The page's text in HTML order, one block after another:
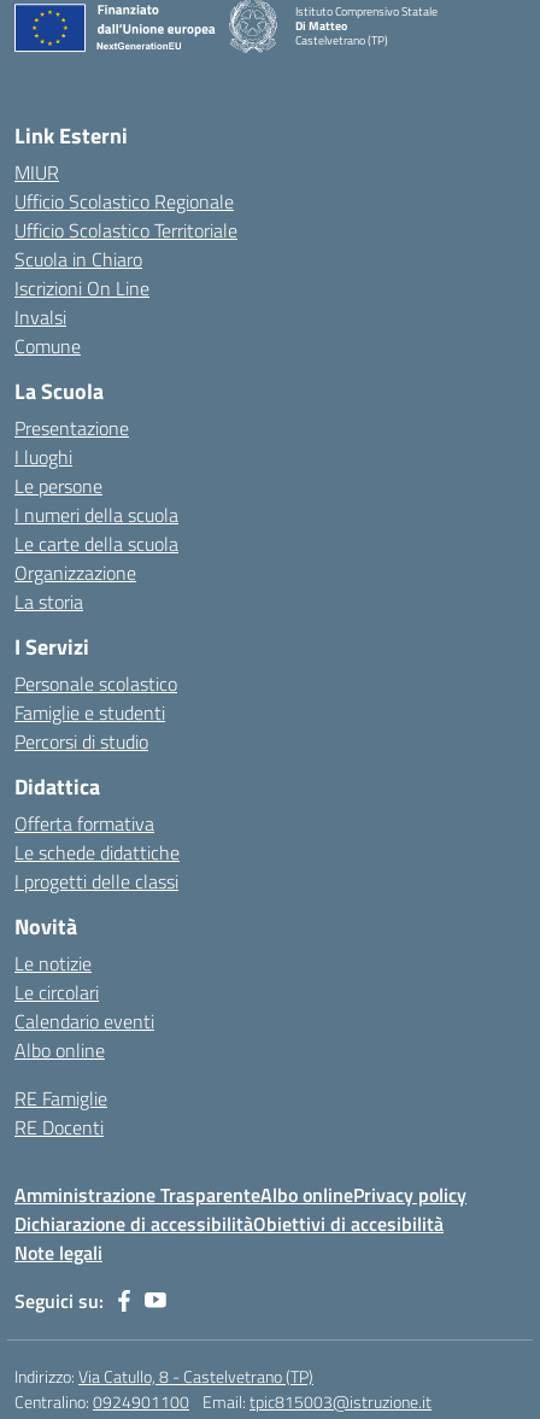
Istituto Comprensivo Statale
Di Matteo
Castelvetrano (TP)
Link Esterni
MIUR
Ufficio Scolastico Regionale
Ufficio Scolastico Territoriale
Scuola in Chiaro
Iscrizioni On Line
Invalsi
Comune
La Scuola
Presentazione
I luoghi
Le persone
I numeri della scuola
Le carte della scuola
Organizzazione
La storia
I Servizi
Personale scolastico
Famiglie e studenti
Percorsi di studio
Didattica
Offerta formativa
Le schede didattiche
I progetti delle classi
Novità
Le notizie
Le circolari
Calendario eventi
Albo online
RE Famiglie
RE Docenti
Amministrazione TrasparenteAlbo onlinePrivacy policy
Dichiarazione di accessibilitàObiettivi di accesibilità
Note legali
Seguici su:
Indirizzo:Via Catullo, 8 - Castelvetrano (TP)
Centralino:0924901100 Email:tpic815003@istruzione.it